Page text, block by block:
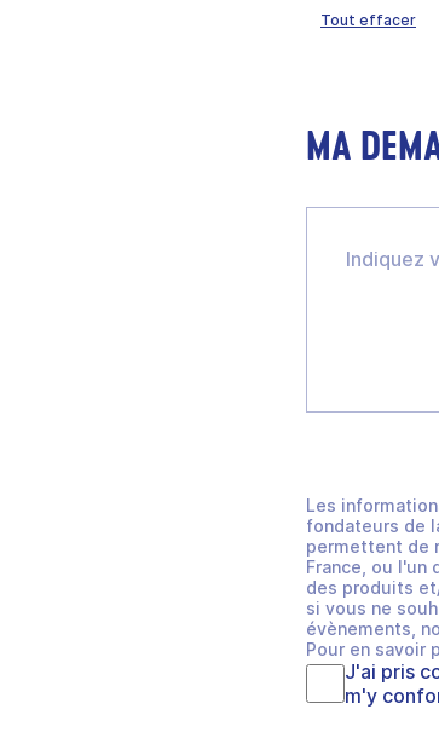
Tout effacer
MA
Les
fondateurs de
permettent de
France, ou l'un
des produits
si vous ne
évènements,
Pour en savoir
J'ai pris
m'y